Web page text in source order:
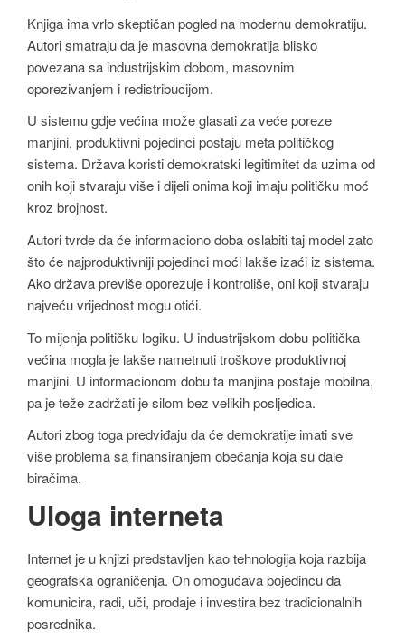
Knjiga ima vrlo skeptičan pogled na modernu demokratiju.
Autori smatraju da je masovna demokratija blisko
povezana sa industrijskim dobom, masovnim
oporezivanjem i redistribucijom.
U sistemu gdje većina može glasati za veće poreze
manjini, produktivni pojedinci postaju meta političkog
sistema. Država koristi demokratski legitimitet da uzima od
onih koji stvaraju više i dijeli onima koji imaju političku moć
kroz brojnost.
Autori tvrde da će informaciono doba oslabiti taj model zato
što će najproduktivniji pojedinci moći lakše izaći iz sistema.
Ako država previše oporezuje i kontroliše, oni koji stvaraju
najveću vrijednost mogu otići.
To mijenja političku logiku. U industrijskom dobu politička
većina mogla je lakše nametnuti troškove produktivnoj
manjini. U informacionom dobu ta manjina postaje mobilna,
pa je teže zadržati je silom bez velikih posljedica.
Autori zbog toga predviđaju da će demokratije imati sve
više problema sa finansiranjem obećanja koja su dale
biračima.
Uloga interneta
Internet je u knjizi predstavljen kao tehnologija koja razbija
geografska ograničenja. On omogućava pojedincu da
komunicira, radi, uči, prodaje i investira bez tradicionalnih
posrednika.